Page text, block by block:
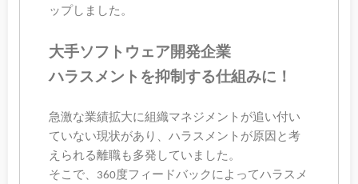
ップしました。
大手ソフトウェア開発企業
ハラスメントを抑制する仕組みに！
急激な業績拡大に組織マネジメントが追い付い
ていない現状があり、ハラスメントが原因と考
えられる離職も多発していました。
そこで、360度フィードバックによってハラスメ